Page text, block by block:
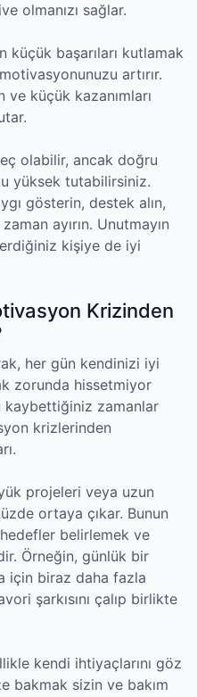
olmanızı sağlar.
küçük başarıları kutlamak
artırır.
küçük kazanımları
olabilir, ancak doğru
yüksek tutabilirsiniz.
gösterin, destek alın,
ayırın. Unutmayın
kişiye de iyi
Krizinden
her gün kendinizi iyi
zorunda hissetmiyor
kaybettiğiniz zamanlar
krizlerinden
projeleri veya uzun
ortaya çıkar. Bunun
belirlemek ve
Örneğin, günlük bir
için biraz daha fazla
şarkısını çalıp birlikte
kendi ihtiyaçlarını göz
bakmak sizin ve bakım